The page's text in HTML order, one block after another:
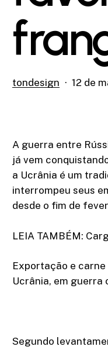
tondesign 12 de
A guerra entre
já vem
a Ucrânia é um
interrompeu seus
desde o fim de
LEIA TAMBÉM:
Exportação e
Ucrânia, em guerra
Segundo